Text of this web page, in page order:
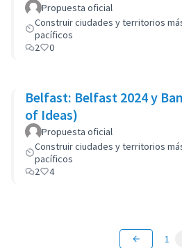
Propuesta oficial
Construir ciudades y territorios
pacíficos
2
0
Belfast: Belfast 2024 y
of Ideas)
Propuesta oficial
Construir ciudades y territorios
pacíficos
2
4
1